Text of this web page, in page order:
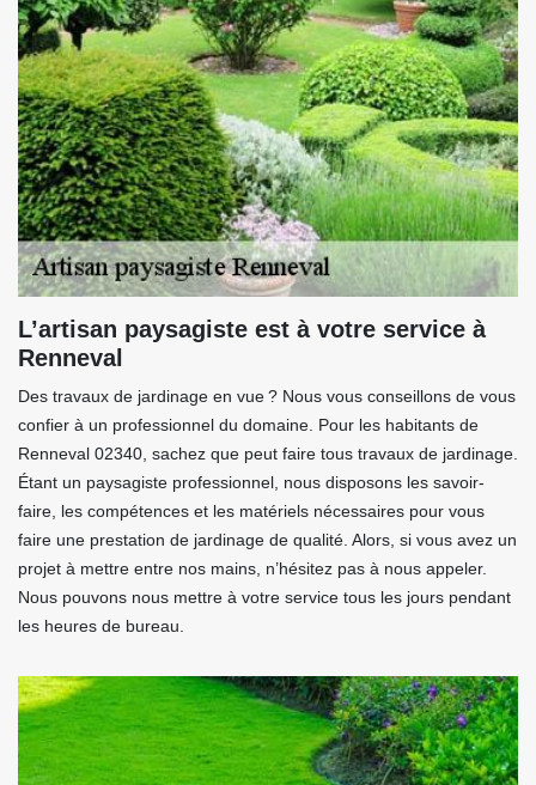
L’artisan paysagiste est à votre service à
Renneval
Des travaux de jardinage en vue ? Nous vous conseillons de vous
confier à un professionnel du domaine. Pour les habitants de
Renneval 02340, sachez que peut faire tous travaux de jardinage.
Étant un paysagiste professionnel, nous disposons les savoir-
faire, les compétences et les matériels nécessaires pour vous
faire une prestation de jardinage de qualité. Alors, si vous avez un
projet à mettre entre nos mains, n’hésitez pas à nous appeler.
Nous pouvons nous mettre à votre service tous les jours pendant
les heures de bureau.